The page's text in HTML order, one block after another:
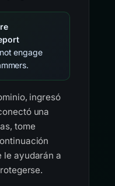
engage
ingresó
una
tome
le ayudarán a